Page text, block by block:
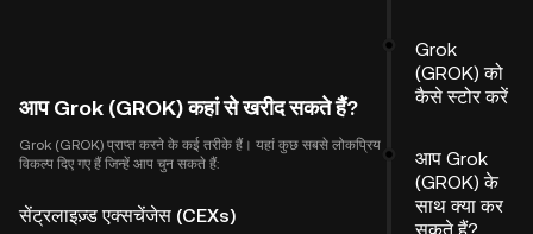
आप Grok (GROK) कहां से खरीद सकते हैं?
Grok (GROK) प्राप्त करने के कई तरीके हैं। यहां कुछ सबसे लोकप्रिय
विकल्प दिए गए हैं जिन्हें आप चुन सकते हैं:
सेंट्रलाइज़्ड एक्सचेंजेस (CEXs)
Grok
(GROK) को
कैसे स्टोर करें
आप Grok
(GROK) के
साथ क्या कर